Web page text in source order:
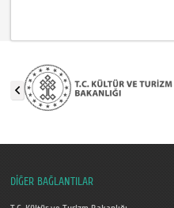
DİĞER BAĞLANTILAR